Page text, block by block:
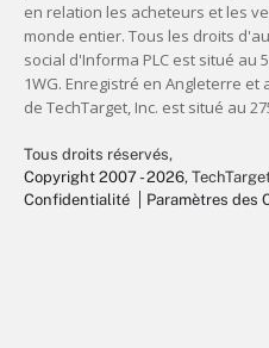
Tous droits réservés,
Copyright 2007 - 2026,
Confidentialité
Paramètres des